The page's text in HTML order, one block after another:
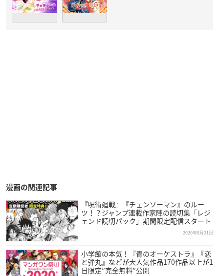
漫画の関連記事
『呪術廻戦』『チェンソーマン』のルー
ツ！？ジャンプ連載作家陣の読切集「レジ
ェンド読切パック」期間限定配信スタート
2020年8月21日
小学館の本気！『青のオーケストラ』『恋
と弾丸』などが大人気作品170作品以上が1
日限定”完全無料”公開